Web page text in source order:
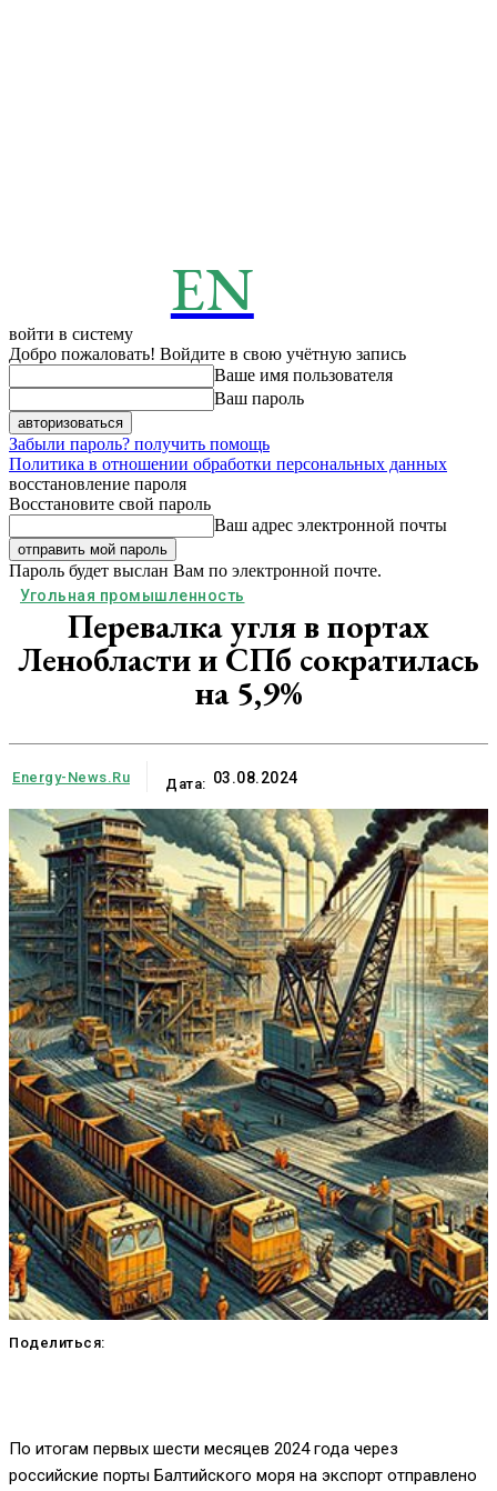
EN
войти в систему
Добро пожаловать! Войдите в свою учётную запись
Ваше имя пользователя
Ваш пароль
Забыли пароль? получить помощь
Политика в отношении обработки персональных данных
восстановление пароля
Восстановите свой пароль
Ваш адрес электронной почты
Пароль будет выслан Вам по электронной почте.
Угольная промышленность
Перевалка угля в портах
Ленобласти и СПб сократилась
на 5,9%
Energy-News.ru Дата: 03.08.2024
Поделиться:
По итогам первых шести месяцев 2024 года через
российские порты Балтийского моря на экспорт отправлено